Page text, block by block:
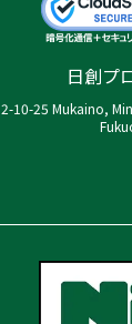
日創プ
2-10-25 Mukaino,